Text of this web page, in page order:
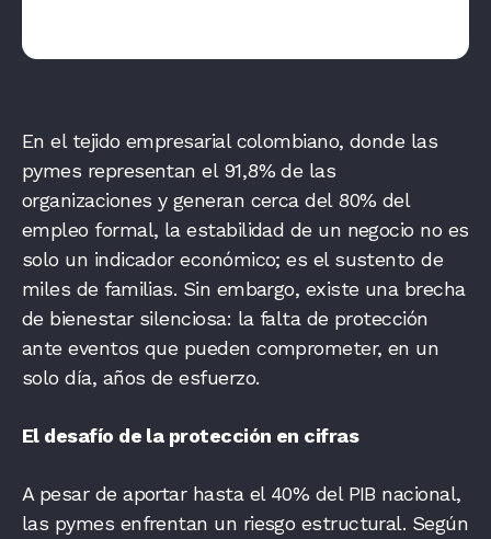
En el tejido empresarial colombiano, donde las
pymes representan el 91,8% de las
organizaciones y generan cerca del 80% del
empleo formal, la estabilidad de un negocio no es
solo un indicador económico; es el sustento de
miles de familias. Sin embargo, existe una brecha
de bienestar silenciosa: la falta de protección
ante eventos que pueden comprometer, en un
solo día, años de esfuerzo.
El desafío de la protección en cifras
A pesar de aportar hasta el 40% del PIB nacional,
las pymes enfrentan un riesgo estructural. Según